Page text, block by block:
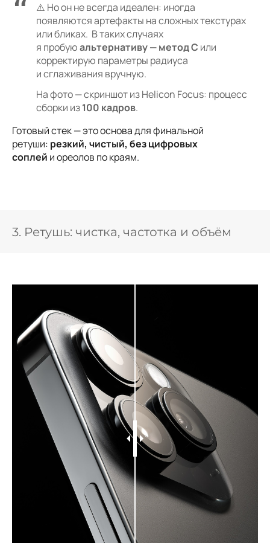
⚠️ Но он не всегда идеален: иногда
появляются артефакты на сложных текстурах
или бликах. В таких случаях
я пробуюальтернативу — метод C или
корректирую параметры радиуса
и сглаживания вручную.
На фото — скриншот из Helicon Focus: процесс
сборки из100 кадров.
Готовый стек — это основа для финальной
ретуши: резкий, чистый, без цифровых
соплей и ореолов по краям.
3. Ретушь: чистка, частотка и объём